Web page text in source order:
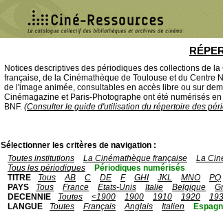
Notices descriptives des périodiques des collections de la
française, de la Cinémathèque de Toulouse et du Centre
de l'image animée, consultables en accès libre ou sur
Cinémagazine et Paris-Photographe ont été numérisés
BNF. (Consulter le guide d'utilisation du répertoire des
Sélectionner les critères de navigation :
Toutes institutions
La Cinémathèque française La
Tous les périodiques
Périodiques numérisés
TITRE
Tous AB C DE F GHI JKL MNO PQ
PAYS
Tous France Etats-Unis Italie Belgique
DECENNIE
Toutes <1900 1900 1910 1920
LANGUE
Toutes Français Anglais Italien